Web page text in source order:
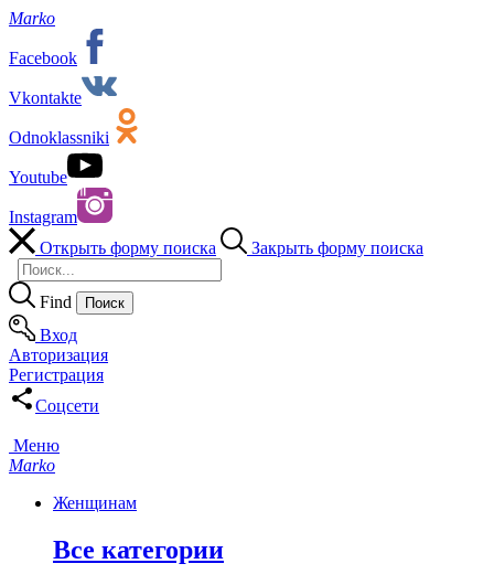
Marko
Facebook
Vkontakte
Odnoklassniki
Youtube
Instagram
Открыть форму поиска
Закрыть форму поиска
Find
Вход
Авторизация
Регистрация
Соцсети
Меню
Marko
Женщинам
Все категории